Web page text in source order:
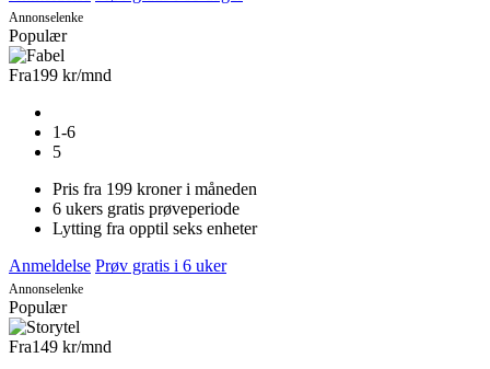
Annonselenke
Populær
Fra199 kr/mnd
1-6
5
Pris fra 199 kroner i måneden
6 ukers gratis prøveperiode
Lytting fra opptil seks enheter
Anmeldelse Prøv gratis i 6 uker
Annonselenke
Populær
Fra149 kr/mnd